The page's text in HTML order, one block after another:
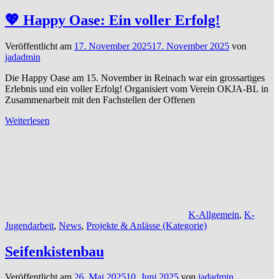
💖 Happy Oase: Ein voller Erfolg!
Veröffentlicht am 17. November 202517. November 2025 von
jadadmin
Die Happy Oase am 15. November in Reinach war ein grossartiges
Erlebnis und ein voller Erfolg! Organisiert vom Verein OKJA-BL in
Zusammenarbeit mit den Fachstellen der Offenen
Weiterlesen
K-Allgemein, K-
Jugendarbeit, News, Projekte & Anlässe (Kategorie)
Seifenkistenbau